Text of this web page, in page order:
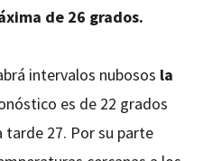
de 26 grados.
intervalos nubosos la
es de 22 grados
tarde 27. Por su parte